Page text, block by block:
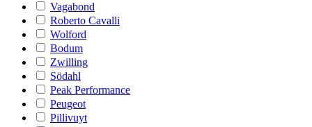
Vagabond
Roberto Cavalli
Wolford
Bodum
Zwilling
Södahl
Peak Performance
Peugeot
Pillivuyt